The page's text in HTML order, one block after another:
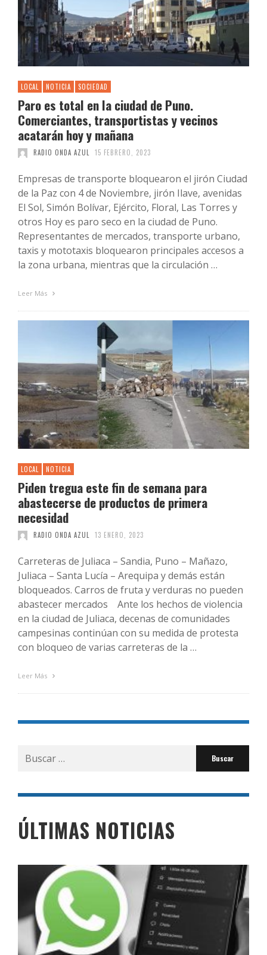
LOCAL NOTICIA SOCIEDAD
Paro es total en la ciudad de Puno.
Comerciantes, transportistas y vecinos
acatarán hoy y mañana
RADIO ONDA AZUL 15 FEBRERO, 2023
Empresas de transporte bloquearon el jirón Ciudad
de la Paz con 4 de Noviembre, jirón Ilave, avenidas
El Sol, Simón Bolívar, Ejército, Floral, Las Torres y
otros Hoy es paro seco en la ciudad de Puno.
Representantes de mercados, transporte urbano,
taxis y mototaxis bloquearon principales accesos a
la zona urbana, mientras que la circulación …
Leer Más
LOCAL NOTICIA
Piden tregua este fin de semana para
abastecerse de productos de primera
necesidad
RADIO ONDA AZUL 13 ENERO, 2023
Carreteras de Juliaca – Sandia, Puno – Mañazo,
Juliaca – Santa Lucía – Arequipa y demás están
bloqueados. Carros de fruta y verduras no pueden
abastecer mercados Ante los hechos de violencia
en la ciudad de Juliaca, decenas de comunidades
campesinas continúan con su medida de protesta
con bloqueo de varias carreteras de la …
Leer Más
Buscar
por:
ÚLTIMAS NOTICIAS